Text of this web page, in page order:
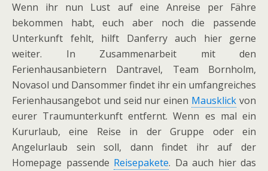
Wenn ihr nun Lust auf eine Anreise per Fähre
bekommen habt, euch aber noch die passende
Unterkunft fehlt, hilft Danferry auch hier gerne
weiter. In Zusammenarbeit mit den
Ferienhausanbietern Dantravel, Team Bornholm,
Novasol und Dansommer findet ihr ein umfangreiches
Ferienhausangebot und seid nur einen Mausklick von
eurer Traumunterkunft entfernt. Wenn es mal ein
Kururlaub, eine Reise in der Gruppe oder ein
Angelurlaub sein soll, dann findet ihr auf der
Homepage passende Reisepakete. Da auch hier das